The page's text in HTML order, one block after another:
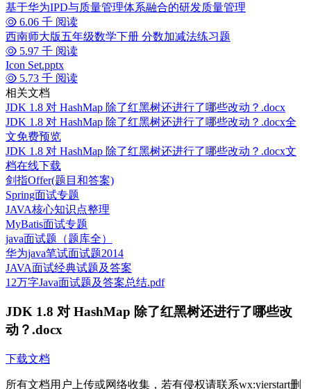
基于华为IPD与质量管理体系融合的研发质量管理
6.06 千 阅读
西南师大版五年级数学下册 分数加减法练习题
5.97 千 阅读
Icon Set.pptx
5.73 千 阅读
相关文档
JDK 1.8 对 HashMap 除了红黑树还进行了哪些改动？.docx
JDK 1.8 对 HashMap 除了红黑树还进行了哪些改动？.docx全
文免费预览
JDK 1.8 对 HashMap 除了红黑树还进行了哪些改动？.docx文
档在线下载
剑指Offer(题目和答案)
Spring面试专题
JAVA核心知识点整理
MyBatis面试专题
java面试题（题库全）
华为java笔试面试题2014
JAVA面试经典试题及答案
12万字Java面试题及答案总结.pdf
JDK 1.8 对 HashMap 除了红黑树还进行了哪些改
动？.docx
下载文档
所有文档用户上传或网络收集，若有侵权请联系wx:yierstart删